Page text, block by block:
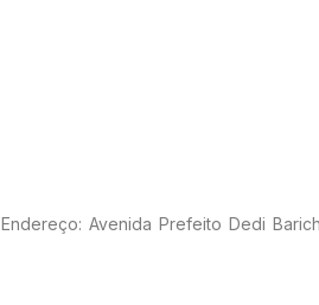
Endereço: Avenida Prefeito Dedi